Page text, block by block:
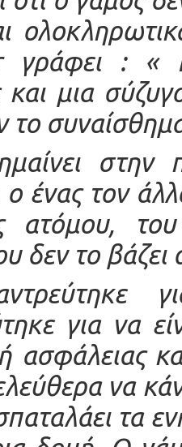
γράφει : «
και μια
το
στην
ο ένας τον
ατόμου,
δεν το
για να
ασφάλειας
να
τα